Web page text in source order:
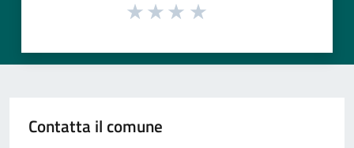
Contatta il comune